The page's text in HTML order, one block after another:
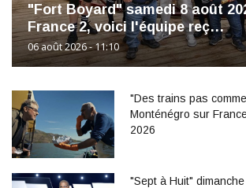
"Fort Boyard" samedi 8 août
France 2, voici l'équipe reç…
06 août 2026 - 11:10
"Des trains pas
Monténégro sur
2026
"Sept à Huit"